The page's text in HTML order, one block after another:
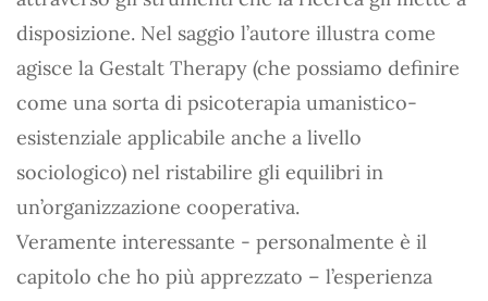
disposizione. Nel saggio l’autore illustra come
agisce la Gestalt Therapy (che possiamo definire
come una sorta di psicoterapia umanistico-
esistenziale applicabile anche a livello
sociologico) nel ristabilire gli equilibri in
un’organizzazione cooperativa.
Veramente interessante - personalmente è il
capitolo che ho più apprezzato – l’esperienza